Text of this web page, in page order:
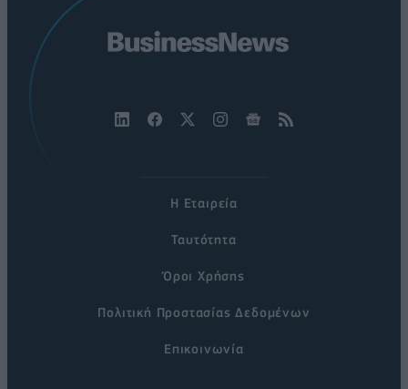
Η Εταιρεία
Ταυτότητα
Όροι Χρήσης
Πολιτική Προστασίας Δεδομένων
Επικοινωνία